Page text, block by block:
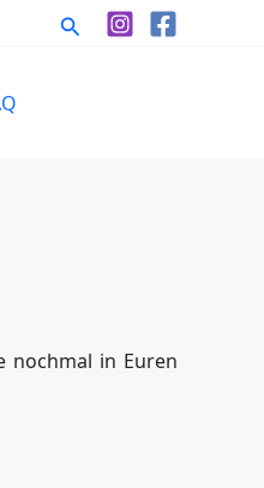
Suchen
nochmal in Euren